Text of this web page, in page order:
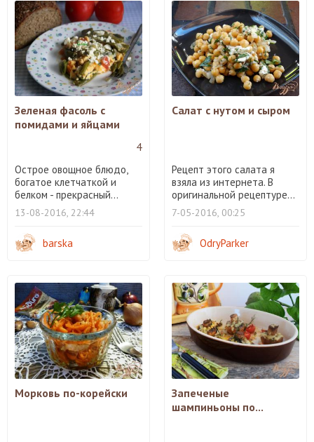
Зеленая фасоль с
помидами и яйцами
4
Острое овощное блюдо,
богатое клетчаткой и
белком - прекрасный...
13-08-2016, 22:44
barska
Салат с нутом и сыром
Рецепт этого салата я
взяла из интернета. В
оригинальной рецептуре...
7-05-2016, 00:25
OdryParker
Морковь по-корейски
Запеченые
шампиньоны по...